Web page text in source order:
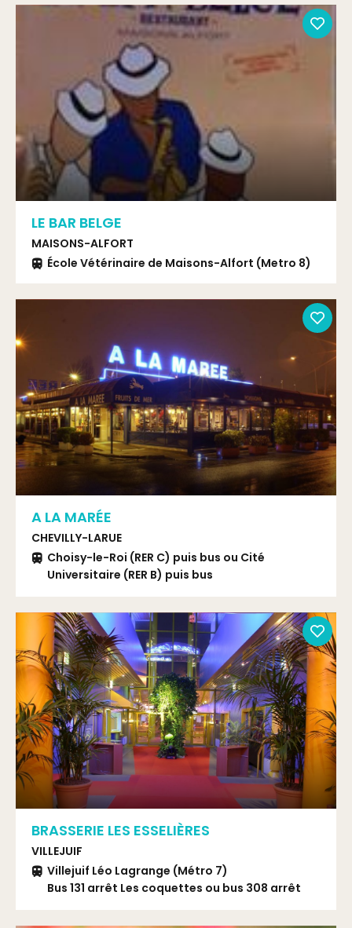
LE BAR BELGE
MAISONS-ALFORT
École Vétérinaire de Maisons-Alfort (Metro 8)
A LA MARÉE
CHEVILLY-LARUE
Choisy-le-Roi (RER C) puis bus ou Cité
Universitaire (RER B) puis bus
Rungis ou bus 192 ou 216 arrêt Chateaurenard
BRASSERIE LES ESSELIÈRES
VILLEJUIF
Villejuif Léo Lagrange (Métro 7)
Bus 131 arrêt Les coquettes ou bus 308 arrêt